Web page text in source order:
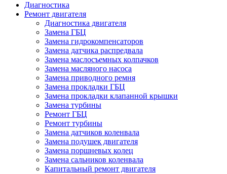
Диагностика
Ремонт двигателя
Диагностика двигателя
Замена ГБЦ
Замена гидрокомпенсаторов
Замена датчика распредвала
Замена маслосъемных колпачков
Замена масляного насоса
Замена приводного ремня
Замена прокладки ГБЦ
Замена прокладки клапанной крышки
Замена турбины
Ремонт ГБЦ
Ремонт турбины
Замена датчиков коленвала
Замена подушек двигателя
Замена поршневых колец
Замена сальников коленвала
Капитальный ремонт двигателя